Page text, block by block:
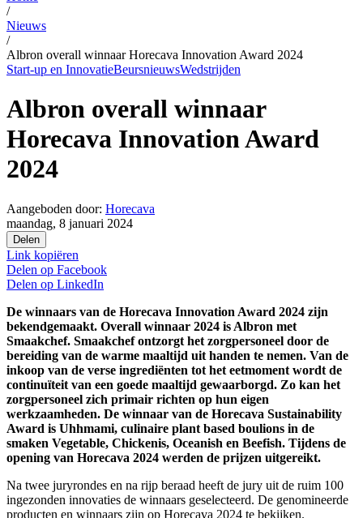
/
Nieuws
/
Albron overall winnaar Horecava Innovation Award 2024
Start-up en InnovatieBeursnieuwsWedstrijden
Albron overall winnaar
Horecava Innovation Award
2024
Aangeboden door: Horecava
maandag, 8 januari 2024
Delen
Link kopiëren
Delen op Facebook
Delen op LinkedIn
De winnaars van de Horecava Innovation Award 2024 zijn
bekendgemaakt. Overall winnaar 2024 is Albron met
Smaakchef. Smaakchef ontzorgt het zorgpersoneel door de
bereiding van de warme maaltijd uit handen te nemen. Van de
inkoop van de verse ingrediënten tot het eetmoment wordt de
continuïteit van een goede maaltijd gewaarborgd. Zo kan het
zorgpersoneel zich primair richten op hun eigen
werkzaamheden. De winnaar van de Horecava Sustainability
Award is Uhhmami, culinaire plant based boulions in de
smaken Vegetable, Chickenis, Oceanish en Beefish. Tijdens de
opening van Horecava 2024 werden de prijzen uitgereikt.
Na twee juryrondes en na rijp beraad heeft de jury uit de ruim 100
ingezonden innovaties de winnaars geselecteerd. De genomineerde
producten en winnaars zijn op Horecava 2024 te bekijken.